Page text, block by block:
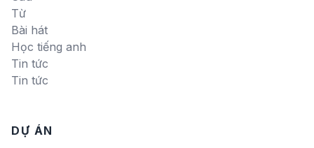
Từ
Bài hát
Học tiếng anh
Tin tức
Tin tức
DỰ ÁN